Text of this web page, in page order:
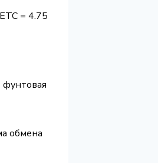
= 4.75
обмена